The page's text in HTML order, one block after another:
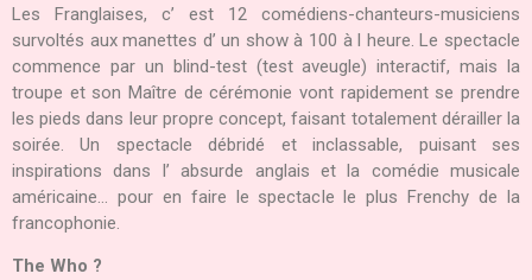
Les Franglaises, c’ est 12 comédiens-chanteurs-musiciens
survoltés aux manettes d’ un show à 100 à l heure. Le spectacle
commence par un blind-test (test aveugle) interactif, mais la
troupe et son Maître de cérémonie vont rapidement se prendre
les pieds dans leur propre concept, faisant totalement dérailler la
soirée. Un spectacle débridé et inclassable, puisant ses
inspirations dans l’ absurde anglais et la comédie musicale
américaine… pour en faire le spectacle le plus Frenchy de la
francophonie.
The Who ?